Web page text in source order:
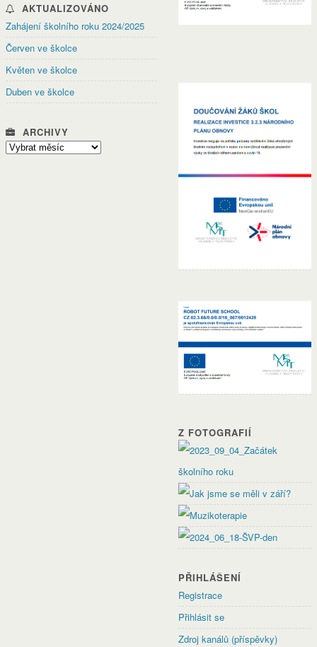
AKTUALIZOVÁNO
Zahájení školního roku 2024/2025
Červen ve školce
Květen ve školce
Duben ve školce
ARCHIVY
Archivy
Z FOTOGRAFIÍ
PŘIHLÁŠENÍ
Registrace
Přihlásit se
Zdroj kanálů (příspěvky)